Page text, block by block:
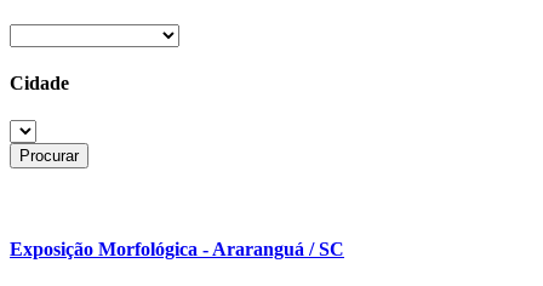
Cidade
Exposição Morfológica - Araranguá / SC